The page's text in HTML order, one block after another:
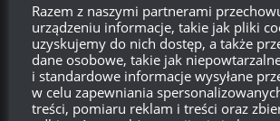
Sheyki 17:44, 19 maja 2016 17:44
Przecież to jest wotlabowska 10-stopniowa
dawna tak wygląda.
Razem z naszymi partnerami
urządzeniu informacje, takie jak pliki
uzyskujemy do nich dostęp, a także
dane osobowe, takie jak
i standardowe informacje wysyłane
w celu zapewniania
treści, pomiaru reklam i treści oraz